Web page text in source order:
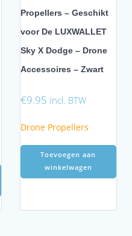
Propellers – Geschikt
voor De LUXWALLET
Sky X Dodge – Drone
Accessoires – Zwart
€9.95 Incl. BTW
Drone Propellers
Toevoegen aan
winkelwagen